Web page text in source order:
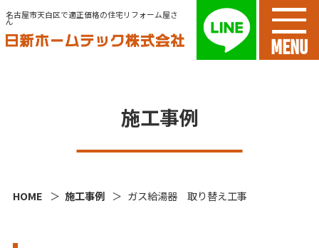
名古屋市天白区で適正価格の住宅リフォーム屋さ
ん
MENU
施工事例
HOME 施工事例 ガス給湯器 取り替え工事